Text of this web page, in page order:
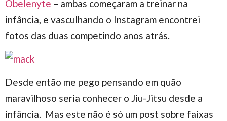
Obelenyte – ambas começaram a treinar na
infância, e vasculhando o Instagram encontrei
fotos das duas competindo anos atrás.
Desde então me pego pensando em quão
maravilhoso seria conhecer o Jiu-Jitsu desde a
infância. Mas este não é só um post sobre faixas